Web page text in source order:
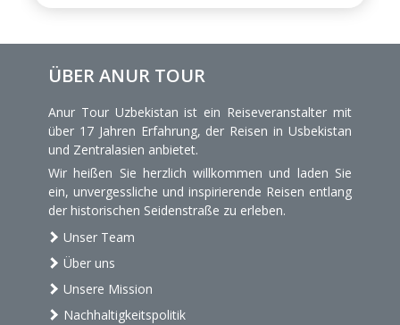
ÜBER ANUR TOUR
Anur Tour Uzbekistan ist ein Reiseveranstalter mit
über 17 Jahren Erfahrung, der Reisen in Usbekistan
und Zentralasien anbietet.
Wir heißen Sie herzlich willkommen und laden Sie
ein, unvergessliche und inspirierende Reisen entlang
der historischen Seidenstraße zu erleben.
Unser Team
Über uns
Unsere Mission
Nachhaltigkeitspolitik